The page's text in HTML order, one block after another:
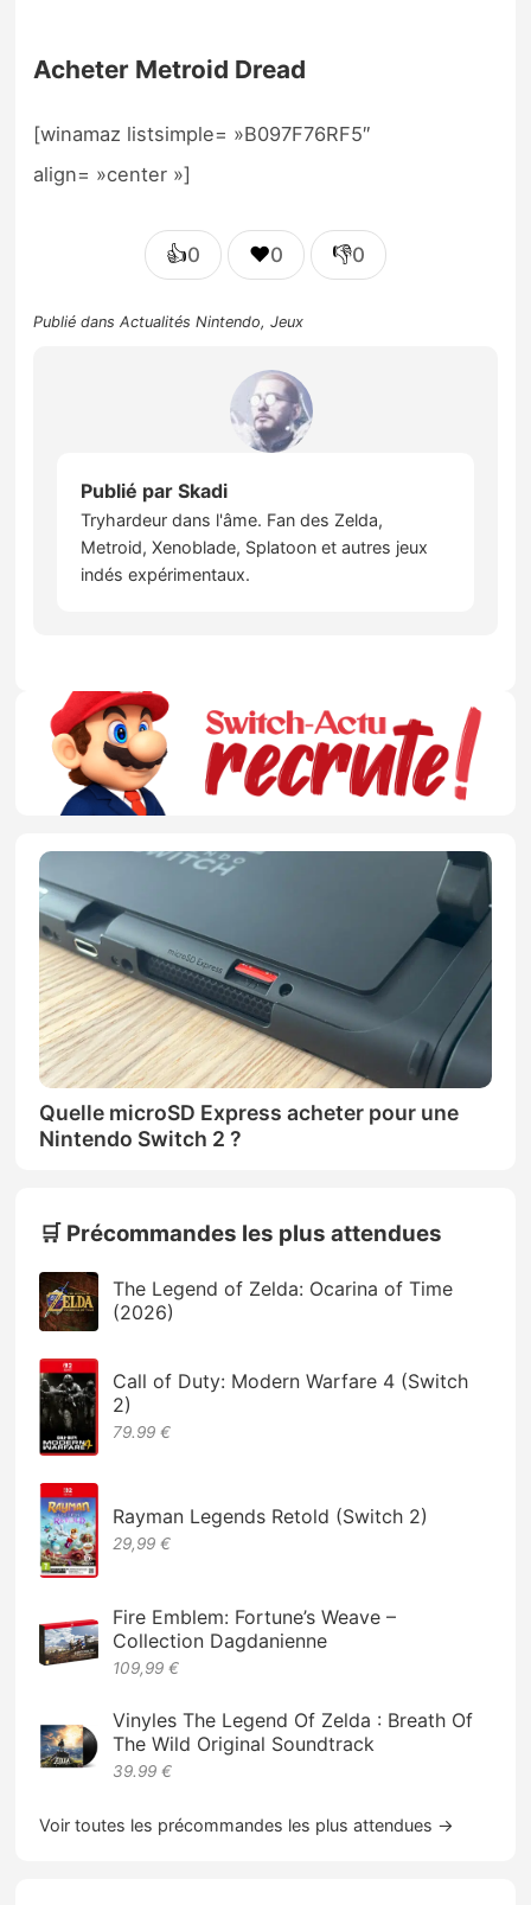
Acheter Metroid Dread
[winamaz listsimple= »B097F76RF5″
align= »center »]
👍0 ❤️0 👎0
Publié dansActualités Nintendo,Jeux
Publié parSkadi
Tryhardeur dans l'âme. Fan des Zelda,
Metroid, Xenoblade, Splatoon et autres jeux
indés expérimentaux.
Quelle microSD Express acheter pour une
Nintendo Switch 2 ?
🛒 Précommandes les plus attendues
The Legend of Zelda: Ocarina of Time
(2026)
Call of Duty: Modern Warfare 4 (Switch
2)
79.99 €
Rayman Legends Retold (Switch 2)
29,99 €
Fire Emblem: Fortune’s Weave –
Collection Dagdanienne
109,99 €
Vinyles The Legend Of Zelda : Breath Of
The Wild Original Soundtrack
39.99 €
Voir toutes les précommandes les plus attendues →